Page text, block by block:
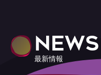
NEWS
最新情報